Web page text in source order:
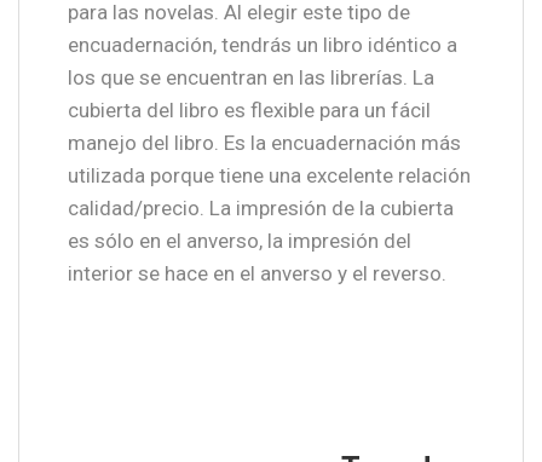
para las novelas. Al elegir este tipo de
encuadernación, tendrás un libro idéntico a
los que se encuentran en las librerías. La
cubierta del libro es flexible para un fácil
manejo del libro. Es la encuadernación más
utilizada porque tiene una excelente relación
calidad/precio. La impresión de la cubierta
es sólo en el anverso, la impresión del
interior se hace en el anverso y el reverso.